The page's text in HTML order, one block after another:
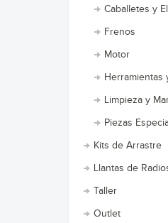
Caballetes y
Frenos
Motor
Herramientas
Limpieza y
Piezas
Kits de Arrastre
Llantas de
Taller
Outlet